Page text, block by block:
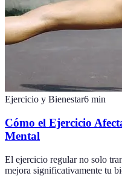
Ejercicio y Bienestar6 min
Cómo el Ejercicio
Mental
El ejercicio regular no solo
mejora significativamente tu